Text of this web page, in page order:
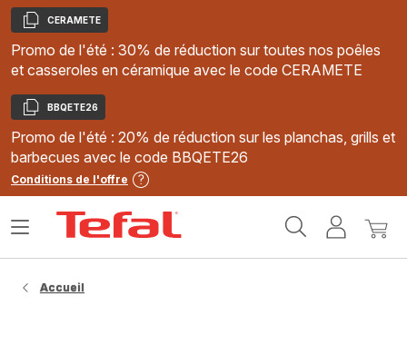
Copier
CERAMETE
Promo de l'été : 30% de réduction sur toutes nos poêles
et casseroles en céramique avec le code CERAMETE
Copier
BBQETE26
Promo de l'été : 20% de réduction sur les planchas, grills et
barbecues avec le code BBQETE26
Conditions de l'offre
MonMon
Ouvrir
Accueil